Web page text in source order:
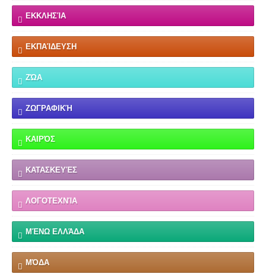
ΕΚΚΛΗΣΊΑ
ΕΚΠΑΊΔΕΥΣΗ
ΖΏΑ
ΖΩΓΡΑΦΙΚΉ
ΚΑΙΡΌΣ
ΚΑΤΑΣΚΕΥΈΣ
ΛΟΓΟΤΕΧΝΊΑ
ΜΈΝΩ ΕΛΛΆΔΑ
ΜΌΔΑ